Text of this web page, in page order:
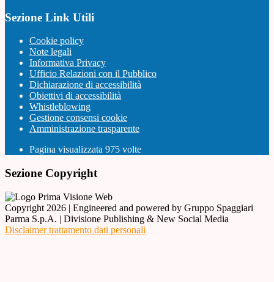
Sezione Link Utili
Cookie policy
Note legali
Informativa Privacy
Ufficio Relazioni con il Pubblico
Dichiarazione di accessibilità
Obiettivi di accessibilità
Whistleblowing
Gestione consensi cookie
Amministrazione trasparente
Pagina visualizzata 975 volte
Sezione Copyright
Copyright 2026 | Engineered and powered by Gruppo Spaggiari
Parma S.p.A. | Divisione Publishing & New Social Media
Disclaimer trattamento dati personali